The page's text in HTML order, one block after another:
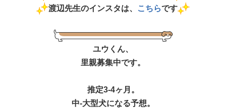
渡辺先生のインスタは、
こちらです
ユウくん、
里親募集中です。
推定3-4ヶ月。
中-大型犬になる予想。